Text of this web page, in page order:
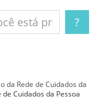
da Rede de Cuidados da
de Cuidados da Pessoa